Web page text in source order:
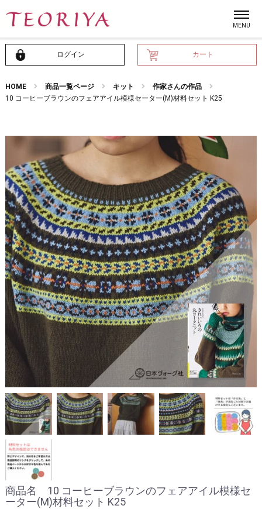
ログイン カート
HOME 商品一覧ページ キット
作家さんの作品
10 コーヒーブラウンのフェアアイル模様セーター(M)材料セット K25
商品名 10 コーヒーブラウンのフェアアイル模様セ
ーター(M)材料セット K25